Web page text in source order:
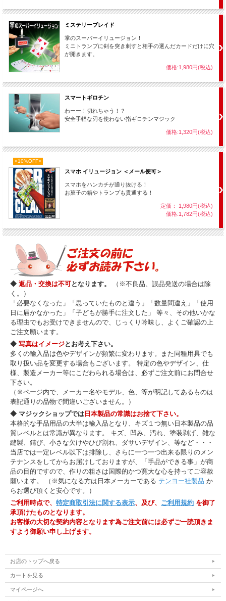
ミステリーブレイド
掌のスーパーイリュージョン！
ミニトランプに剣を突き刺すと相手の選んだカードだけに穴
が開きます。
価格:1,980円(税込)
スマートギロチン
わーー！切れちゃう！？
安全手軽な刃を使わない指ギロチンマジック
価格:1,320円(税込)
<10%OFF>
スマホ イリュージョン ＜メール便可＞
スマホをハンカチが通り抜ける！
お菓子の箱やトランプも貫通する！
定価： 1,980円(税込)
価格:1,782円(税込)
◆ 返品・交換は不可となります。
（※不良品、誤品発送の場合は除
く。）
「必要なくなった」「思っていたものと違う」「数量間違え」「使用
日に届かなかった」「子どもが勝手に注文した」 等々、その他いかな
る理由でもお受けできませんので、じっくり吟味し、よくご確認の上
ご注文願います。
◆ 写真はイメージとお考え下さい。
多くの輸入品は色やデザインが頻繁に変わります。また同種用具でも
取り扱い品を変更する場合もございます。 特定の色やデザイン、仕
様、製造メーカー等にこだわられる場合は、必ずご注文前にお問合せ
下さい。
（※ページ内で、メーカー名やモデル、色、等が明記してあるものは
表記通りの品物で間違いございません。）
◆ マジックショップでは 日本製品の常識はお捨て下さい。
本格的な手品用品の大半は輸入品となり、キズ１つ無い日本製品の品
質レベルとは常識が異なります。 キズ、凹み、汚れ、塗装剥げ、雑な
縫製、錆び、小さな欠けやひび割れ、ダサいデザイン、等など・・・
当店では一定レベル以下は排除し、さらに一つ一つ出来る限りのメン
テナンスをしてからお届けしておりますが、「手品ができる事」が商
品の目的ですので、作りの粗さは国際的かつ寛大な心を持ってご容赦
願います。 （※気になる方は日本メーカーである テンヨー社製品 か
らお選び頂くと安心です。）
ご利用時点で、 特定商取引法に関する表示、及び、 ご利用規約 を御了
承頂けたものとなります。
お客様の大切な契約内容となります為ご注文前には必ずご一読頂きま
すよう御願い申し上げます。
お店のトップへ戻る
カートを見る
マイページへ